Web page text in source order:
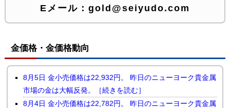
Eメール： gold@seiyudo.com
金価格・金価格動向
8月5日 金小売価格は22,932円。 昨日のニューヨーク貴金属
市場の金は大幅反発。［続きを読む］
8月4日 金小売価格は22,782円。 昨日のニューヨーク貴金属